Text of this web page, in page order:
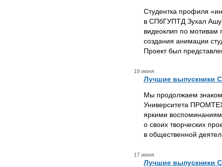
Студентка профиля
в СПбГУПТД Зухал
видеоклип по мотивам
создания анимации
Проект был
19 июня
Лучшие выпускники
Мы продолжаем
Университета
яркими
о своих творческих
в общественной
17 июня
Лучшие выпускники